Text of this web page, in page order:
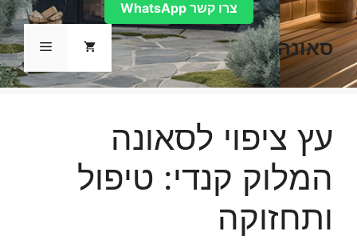
סאונה תפריט
צרו קשר WhatsApp
עץ ציפוי לסאונה
המלוק קנדי: טיפול
ותחזוקה